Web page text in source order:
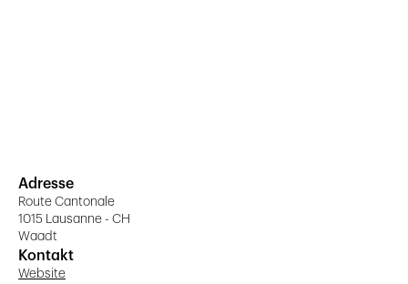
Adresse
Route Cantonale
1015 Lausanne - CH
Waadt
Kontakt
Website